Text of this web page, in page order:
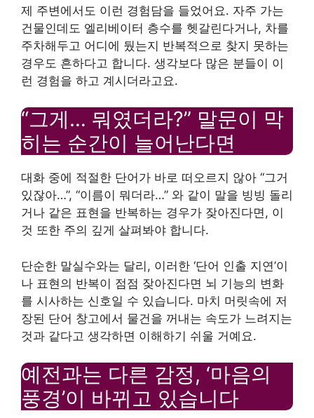
제 주변에서도 이런 경험담을 들었어요. 자주 가는
건물인데도 엘리베이터 층수를 헷갈린다거나, 차를
주차해두고 어디에 뒀는지 반복적으로 찾지 못하는
경우도 흔하다고 합니다. 생각보다 많은 분들이 이
런 경험을 하고 계시더라고요.
“그게… 뭐였더라?” 말문이 막
히는 순간이 늘어난다면
대화 중에 적절한 단어가 바로 떠오르지 않아 “그거
있잖아…”, “이름이 뭐더라…” 와 같이 말을 빙빙 돌리
거나 같은 표현을 반복하는 경우가 잦아진다면, 이
것 또한 주의 깊게 살펴봐야 합니다.
단순한 말실수와는 달리, 이러한 ‘단어 인출 지연’이
나 표현의 반복이 점점 잦아진다면 뇌 기능의 변화
를 시사하는 신호일 수 있습니다. 마치 머릿속에 저
장된 단어 창고에서 물건을 꺼내는 속도가 느려지는
것과 같다고 생각하면 이해하기 쉬울 거예요.
예전과는 다른 감정, ‘마음의
풍경’이 바뀌고 있습니다